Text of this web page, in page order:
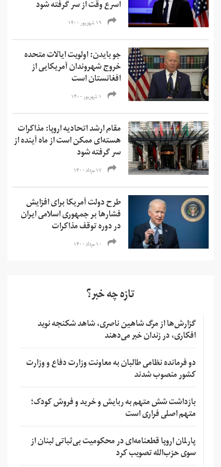
اسرع وقت از سر گرفته شود
۱۹ شهریور ۱۴۰۰
جو بایدن: اولویت ایالات متحده
خروج شهروندان آمریکایی از
افغانستان است
۱ شهریور ۱۴۰۰
مقام ارشد اتحادیه اروپا: مذاکرات
هسته‌ای ممکن است از ماه آینده از
سر گرفته شود
۱۷ مرداد ۱۴۰۰
طرح دولت آمریکا برای افزایش
فشارها بر جمهوری اسلامی ایران
در دوره توقف مذاکرات
۱۰ مرداد ۱۴۰۰
تازه چه خبر؟
گزارش‌ها از مرگ شاهین ناصری، شاهد شکنجه نوید
افکاری، در زندان خبر می‌دهند
دو فرمانده نظامی طالبان به معاونت وزارت دفاع و وزارت
کشور منصوب شدند
بازداشت شش متهم به ربایش و خرید و فروش کودک؛
متهم اصلی فراری است
پارلمان اروپا قطعنامه‌ای در محکومیت بی‌ثباتی لبنان از
سوی حزب‌الله تصویب کرد